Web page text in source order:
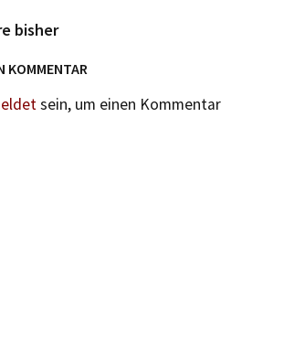
bisher
KOMMENTAR
sein, um einen Kommentar